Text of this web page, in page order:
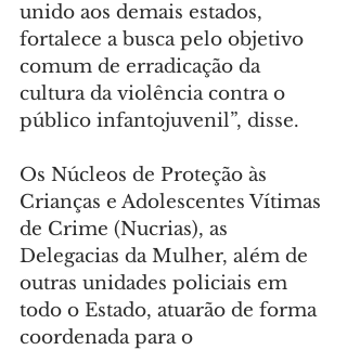
unido aos demais estados,
fortalece a busca pelo objetivo
comum de erradicação da
cultura da violência contra o
público infantojuvenil”, disse.
Os Núcleos de Proteção às
Crianças e Adolescentes Vítimas
de Crime (Nucrias), as
Delegacias da Mulher, além de
outras unidades policiais em
todo o Estado, atuarão de forma
coordenada para o